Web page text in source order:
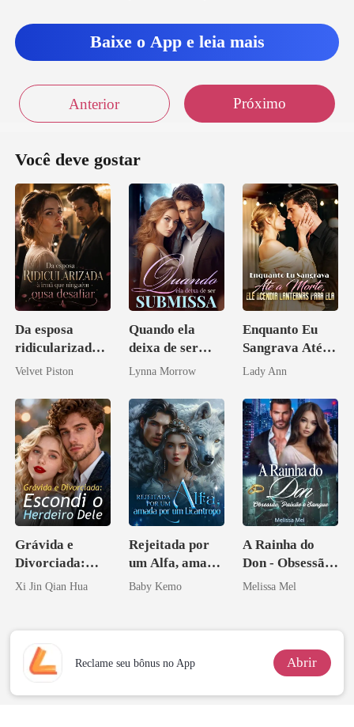
Baixe o App e leia mais
Anterior Próximo
Você deve gostar
Da esposa
ridicularizada à
irmã que
desafiar
Velvet Piston
Quando ela
deixa de ser
submissa
Lynna Morrow
Enquanto Eu
Sangrava Até a
Morte, Ele
Lanternas Para
Ela
Lady Ann
Grávida e
Divorciada:
Escondi o
Xi Jin Qian Hua
Rejeitada por
um Alfa, amada
por um
Baby Kemo
A Rainha do
Don - Obsessão,
Paixão e Sangue
Melissa Mel
Reclame seu bônus no App Abrir